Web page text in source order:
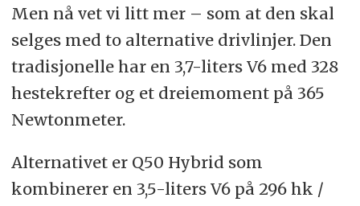
Men nå vet vi litt mer – som at den skal
selges med to alternative drivlinjer. Den
tradisjonelle har en 3,7-liters V6 med 328
hestekrefter og et dreiemoment på 365
Newtonmeter.
Alternativet er Q50 Hybrid som
kombinerer en 3,5-liters V6 på 296 hk /